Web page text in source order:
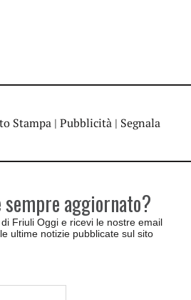
Stampa | Pubblicità | Segnala
aggiornato?
Friuli Oggi e ricevi le nostre email
ultime notizie pubblicate sul sito